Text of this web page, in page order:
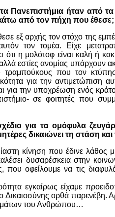
Πανεπιστήμια ήταν από
από τον πήχη που έθεσε;
εξ αρχής τον στόχο της
τον τομέα. Είχε
η μολότοφ είναι καλή ή
εστίες ανομίας
τραμπούκους που τον
για την
για την υποχρέωση ενός
σε φοιτητές που
για τα ομόφυλα
δικαιώνει τη στάση και
κίνηση που έδινε
δυσαρέσκεια στην
που οφείλουμε να τις
εγκαίρως είχαμε
ορθά παρενέβη.
του Ανθρώπου…